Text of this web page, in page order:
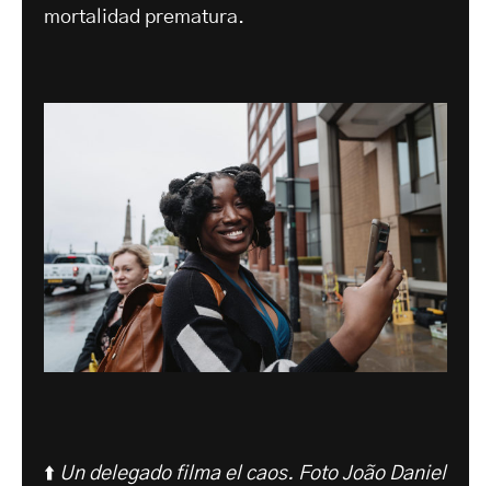
mortalidad prematura.
⬆️ Un delegado filma el caos. Foto João Daniel